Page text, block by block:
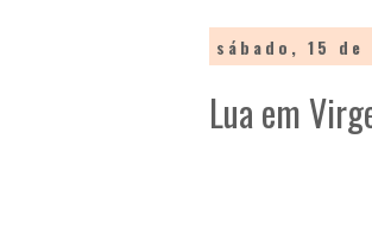
sábado, 15
Lua em